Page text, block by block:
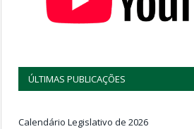
ÚLTIMAS PUBLICAÇÕES
Calendário Legislativo de 2026